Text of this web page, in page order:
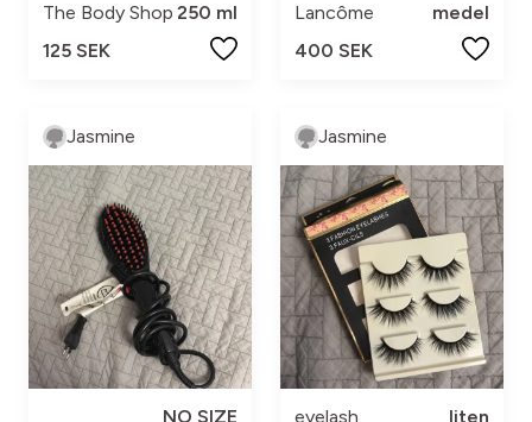
The Body Shop 250 ml
125 SEK
Lancôme
medel
400 SEK
Jasmine
NO SIZE
Jasmine
eyelash
liten